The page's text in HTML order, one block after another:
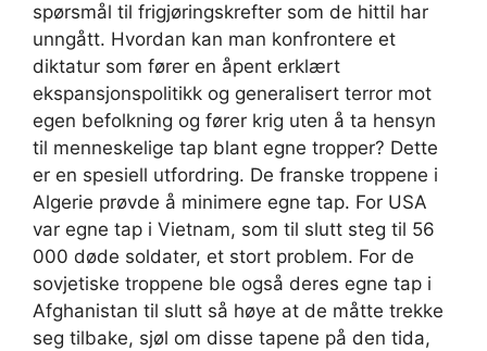
spørsmål til frigjøringskrefter som de hittil har
unngått. Hvordan kan man konfrontere et
diktatur som fører en åpent erklært
ekspansjonspolitikk og generalisert terror mot
egen befolkning og fører krig uten å ta hensyn
til menneskelige tap blant egne tropper? Dette
er en spesiell utfordring. De franske troppene i
Algerie prøvde å minimere egne tap. For USA
var egne tap i Vietnam, som til slutt steg til 56
000 døde soldater, et stort problem. For de
sovjetiske troppene ble også deres egne tap i
Afghanistan til slutt så høye at de måtte trekke
seg tilbake, sjøl om disse tapene på den tida,